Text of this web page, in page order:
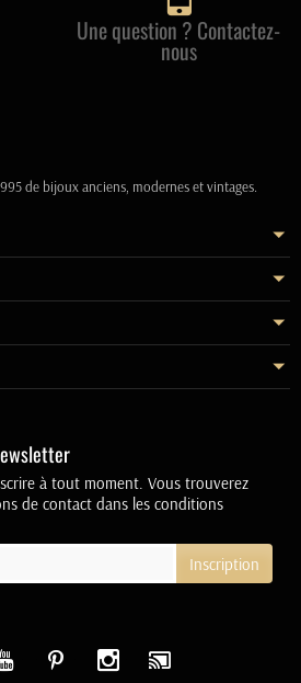
Une question ? Contactez-
nous
de bijoux anciens, modernes et vintages.
à tout moment. Vous trouverez
de contact dans les conditions